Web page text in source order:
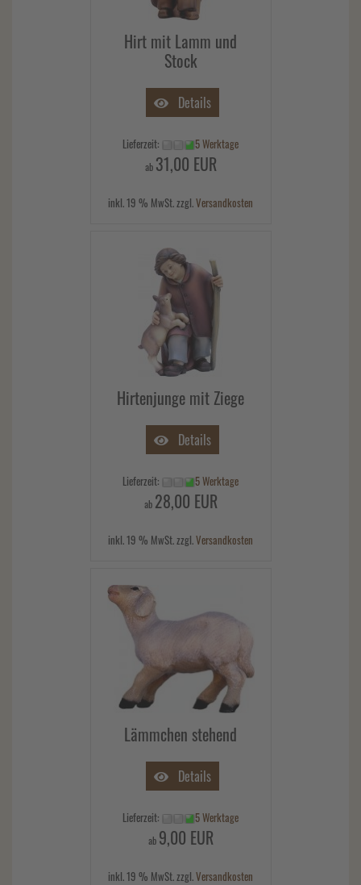
Hirt mit Lamm und
Stock
Details
Lieferzeit: 5 Werktage
ab 31,00 EUR
inkl. 19 % MwSt. zzgl.Versandkosten
Hirtenjunge mit Ziege
Details
Lieferzeit: 5 Werktage
ab 28,00 EUR
inkl. 19 % MwSt. zzgl.Versandkosten
Lämmchen stehend
Details
Lieferzeit: 5 Werktage
ab 9,00 EUR
inkl. 19 % MwSt. zzgl.Versandkosten